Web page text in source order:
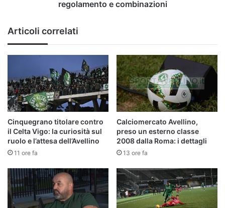
regolamento e combinazioni
Articoli correlati
Cinquegrano titolare contro
il Celta Vigo: la curiosità sul
ruolo e l’attesa dell’Avellino
11 ore fa
Calciomercato Avellino,
preso un esterno classe
2008 dalla Roma: i dettagli
13 ore fa